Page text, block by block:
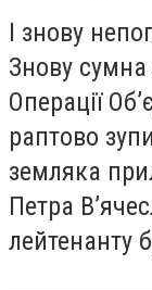
І знову
Знову сумна
Операції
раптово
земляка
Петра
лейтенанту